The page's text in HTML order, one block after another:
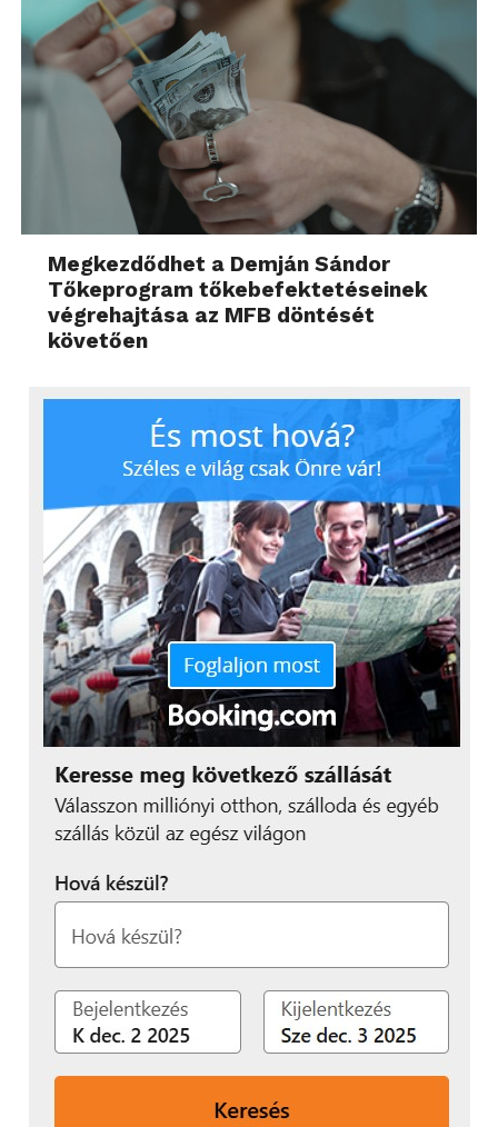
Megkezdődhet a Demján Sándor
Tőkeprogram tőkebefektetéseinek
végrehajtása az MFB döntését
követően